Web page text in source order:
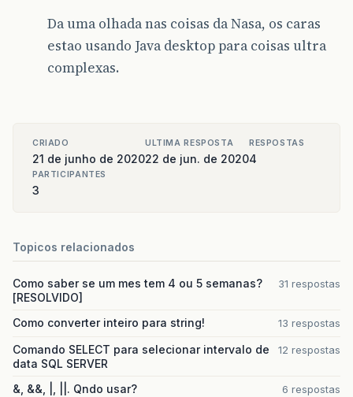
Da uma olhada nas coisas da Nasa, os caras
estao usando Java desktop para coisas ultra
complexas.
CRIADO
21 de junho de 2020
ULTIMA RESPOSTA
22 de jun. de 2020
RESPOSTAS
4
PARTICIPANTES
3
Topicos relacionados
Como saber se um mes tem 4 ou 5 semanas?
[RESOLVIDO]
31 respostas
Como converter inteiro para string! 13 respostas
Comando SELECT para selecionar intervalo de
data SQL SERVER
12 respostas
&, &&, |, ||. Qndo usar? 6 respostas